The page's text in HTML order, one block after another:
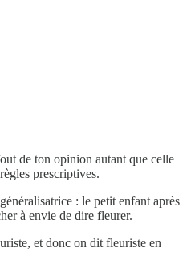
de ton opinion autant que celle
prescriptives.
: le petit enfant après
à envie de dire fleurer.
et donc on dit fleuriste en